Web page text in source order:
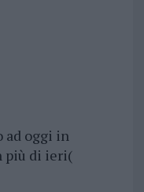
oggi in
più di ieri(